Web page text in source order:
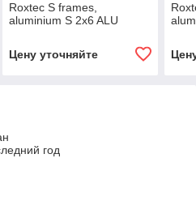
Roxtec S frames,
aluminium S 2x6 ALU
Цену уточняйте
год